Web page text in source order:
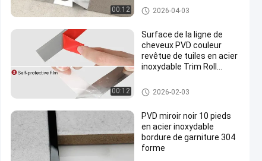
00:12
garniture de carrelage en acier
inoxydable
2026-04-03
00:12
Surface de la ligne de
cheveux PVD couleur
revêtue de tuiles en acier
inoxydable Trim Roll
garniture de carrelage en acier
inoxydable
2026-02-03
PVD miroir noir 10 pieds
en acier inoxydable
bordure de garniture 304
forme